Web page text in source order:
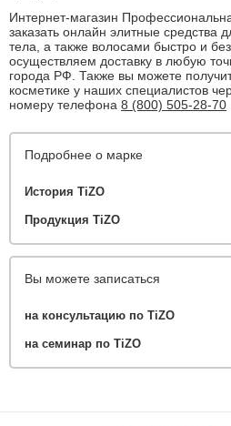
Интернет-магазин
заказать онлайн элитные средства
тела, а также волосами быстро и
осуществляем доставку в любую
города РФ. Также вы можете
косметике у наших специалистов
номеру телефона 8 (800) 505-28-70
Подробнее о марке
История TiZO
Продукция TiZO
Вы можете записаться
на консультацию по TiZO
на семинар по TiZO